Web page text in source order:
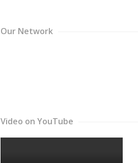
Our Network
Video on YouTube